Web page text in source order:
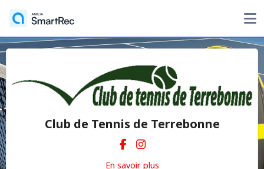
Club de Tennis de Terrebonne
En savoir plus